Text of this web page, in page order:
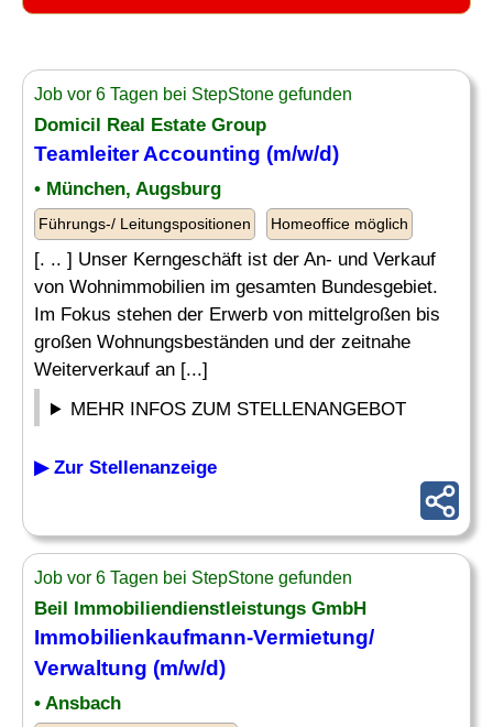
Job vor 6 Tagen bei StepStone gefunden
Domicil Real Estate Group
Teamleiter Accounting (m/w/d)
• München, Augsburg
Führungs-/ Leitungspositionen Homeoffice möglich
[. .. ] Unser Kerngeschäft ist der An- und Verkauf
von Wohnimmobilien im gesamten Bundesgebiet.
Im Fokus stehen der Erwerb von mittelgroßen bis
großen Wohnungsbeständen und der zeitnahe
Weiterverkauf an [...]
MEHR INFOS ZUM STELLENANGEBOT
▶ Zur Stellenanzeige
Job vor 6 Tagen bei StepStone gefunden
Beil Immobiliendienstleistungs GmbH
Immobilienkaufmann-Vermietung/
Verwaltung (m/w/d)
• Ansbach